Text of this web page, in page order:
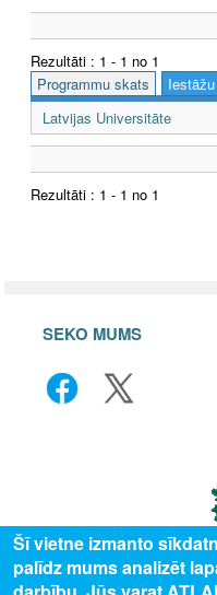
Rezultāti : 1 - 1 no 1
Programmu skats
Latvijas Universitāte
Rezultāti : 1 - 1 no 1
SEKO MUMS
Šī vietne izmanto
palīdz mums analizēt